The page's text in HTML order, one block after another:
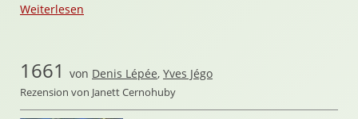
Weiterlesen
1661 von Denis Lépée, Yves Jégo
Rezension von Janett Cernohuby